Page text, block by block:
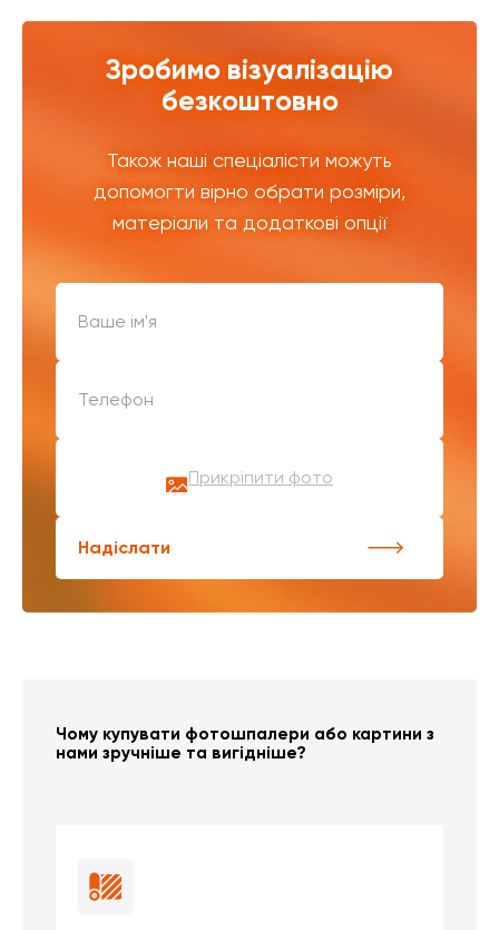
Зробимо візуалізацію
безкоштовно
Також наші спеціалісти можуть
допомогти вірно обрати розміри,
матеріали та додаткові опції
Прикріпити фото
Надіслати
Чому купувати фотошпалери або картини з
нами зручніше та вигідніше?